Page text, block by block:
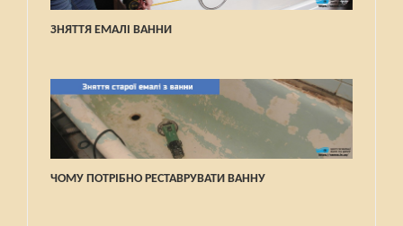
ЗНЯТТЯ ЕМАЛІ ВАННИ
ЧОМУ ПОТРІБНО РЕСТАВРУВАТИ ВАННУ